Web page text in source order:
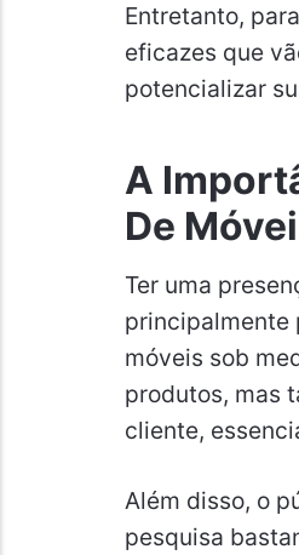
Entretanto,
eficazes que
potencializar
A
De
Ter uma
principalmente
móveis sob
produtos, mas
cliente,
Além disso, o
pesquisa